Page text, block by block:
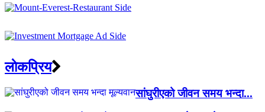
लाेकप्रिय
सांघुरीएको जीवन समय भन्दा...